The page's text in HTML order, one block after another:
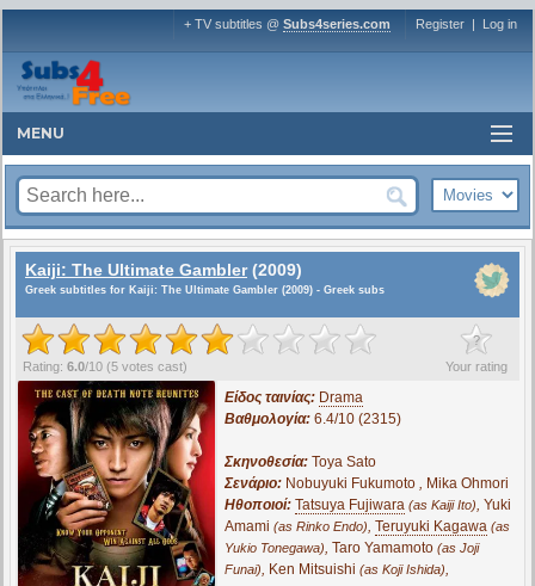
+ TV subtitles @ Subs4series.com Register | Log in
MENU
Kaiji: The Ultimate Gambler(2009)
Greek subtitles for Kaiji: The Ultimate Gambler (2009) - Greek subs
?
Your rating
Rating: 6.0/10 (5 votes cast)
Είδος ταινίας: Drama
Βαθμολογία: 6.4/10 (2315)
Σκηνοθεσία: Toya Sato
Σενάριο: Nobuyuki Fukumoto, Mika Ohmori
Ηθοποιοί: Tatsuya Fujiwara (as Kaiji Ito), Yuki
Amami (as Rinko Endo), Teruyuki Kagawa (as
Yukio Tonegawa), Taro Yamamoto (as Joji
Funai), Ken Mitsuishi (as Koji Ishida),